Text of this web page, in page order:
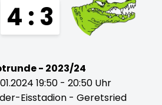
4 : 3
- 2023/24
19:50 - 20:50 Uhr
Eisstadion - Geretsried